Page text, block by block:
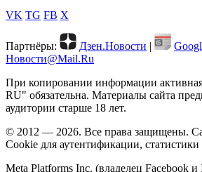
VK TG FB X
Партнёры: Дзен.Новости |
Новости@Mail.Ru
При копировании информации
RU" обязательна. Материалы сайта
аудитории старше 18 лет.
© 2012 — 2026. Все права защищены.
Cookie для аутентификации,
Meta Platforms Inc. (владелец Facebook